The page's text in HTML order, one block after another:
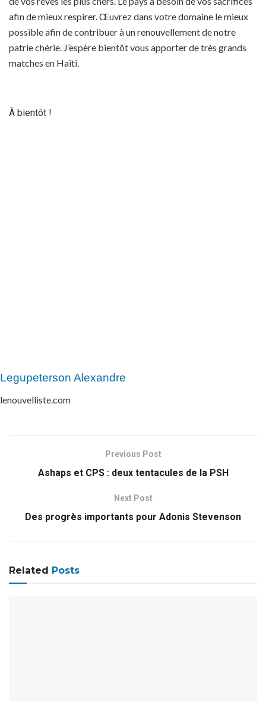
afin de mieux respirer. Œuvrez dans votre domaine le mieux
possible afin de contribuer à un renouvellement de notre
patrie chérie. J’espère bientôt vous apporter de très grands
matches en Haïti.
À bientôt !
Legupeterson Alexandre
lenouvelliste.com
Previous Post
Ashaps et CPS : deux tentacules de la PSH
Next Post
Des progrès importants pour Adonis Stevenson
Related Posts